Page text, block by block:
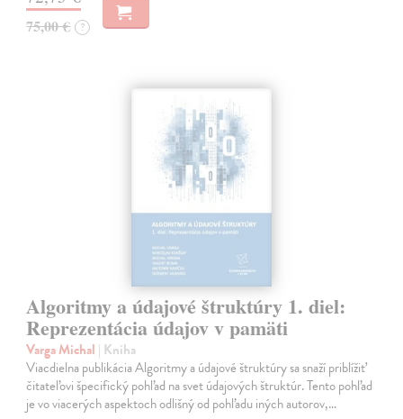
75,00 € ?
Algoritmy a údajové štruktúry 1. diel:
Reprezentácia údajov v pamäti
Varga Michal | Kniha
Viacdielna publikácia Algoritmy a údajové štruktúry sa snaží priblížiť
čitateľovi špecifický pohľad na svet údajových štruktúr. Tento pohľad
je vo viacerých aspektoch odlišný od pohľadu iných autorov,…